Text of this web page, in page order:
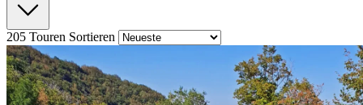
205 Touren Sortieren